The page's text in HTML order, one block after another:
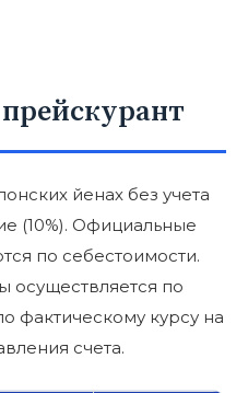
йенах без учета
(10%). Официальные
по себестоимости.
осуществляется по
фактическому курсу на
счета.